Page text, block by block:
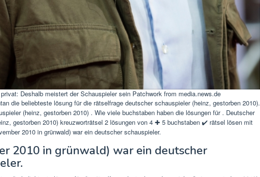
Deshalb meistert der Schauspieler sein Patchwork from media.news.de
die beliebteste lösung für die rätselfrage deutscher schauspieler (heinz, gestorben 2010).
(heinz, gestorben 2010) . Wie viele buchstaben haben die lösungen für . Deutscher
gestorben 2010) kreuzworträtsel 2 lösungen von 4 ✚ 5 buchstaben ✔️ rätsel lösen mit
2010 in grünwald) war ein deutscher schauspieler.
2010 in grünwald) war ein deutscher